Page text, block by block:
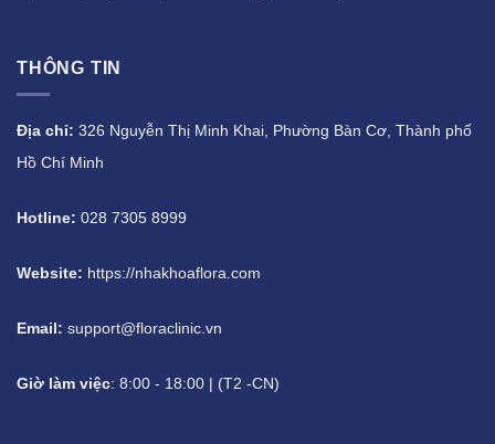
THÔNG TIN
Địa chỉ: 326 Nguyễn Thị Minh Khai, Phường Bàn Cơ, Thành phố
Hồ Chí Minh
Hotline: 028 7305 8999
Website: https://nhakhoaflora.com
Email: support@floraclinic.vn
Giờ làm việc: 8:00 - 18:00 | (T2 -CN)